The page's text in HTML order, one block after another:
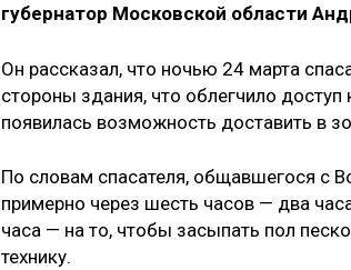
губернатор Московской области
Он рассказал, что ночью 24 марта
стороны здания, что облегчило
появилась возможность доставить в
По словам спасателя, общавшегося с
примерно через шесть часов — два
часа — на то, чтобы засыпать пол
технику.